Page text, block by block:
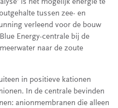
tussen zee- en
verleend voor de bouw
Energy-centrale bij de
naar de zoute
in positieve kationen
In de centrale bevinden
anionmembranen die alleen